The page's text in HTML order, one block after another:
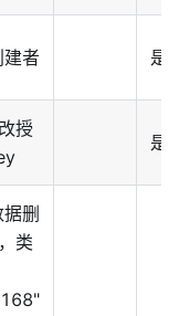
者 是
授
是
删
类